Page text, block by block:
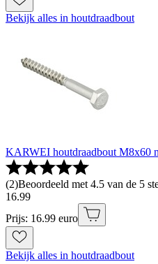
Bekijk alles in houtdraadbout
KARWEI houtdraadbout M8x60
(2)Beoordeeld met 4.5 van de 5
16.99
Prijs: 16.99 euro
Bekijk alles in houtdraadbout